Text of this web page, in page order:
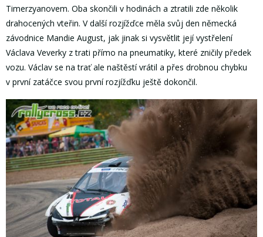
Timerzyanovem. Oba skončili v hodinách a ztratili zde několik
drahocených vteřin. V další rozjížďce měla svůj den německá
závodnice Mandie August, jak jinak si vysvětlit její vystřelení
Václava Veverky z trati přímo na pneumatiky, které zničily předek
vozu. Václav se na trať ale naštěstí vrátil a přes drobnou chybku
v první zatáčce svou první rozjížďku ještě dokončil.